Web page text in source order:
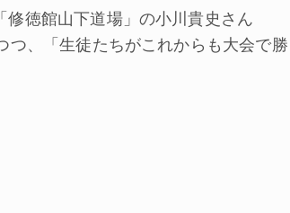
徳館山下道場」の小川貴史さん
つ、「生徒たちがこれからも大会で勝